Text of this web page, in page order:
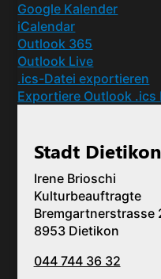
Google Kalender
iCalendar
Outlook 365
Outlook Live
.ics-Datei exportieren
Exportiere Outlook .ics
Stadt Dietikon
Irene Brioschi
Kulturbeauftragte
Bremgartnerstrasse
8953 Dietikon
044 744 36 32